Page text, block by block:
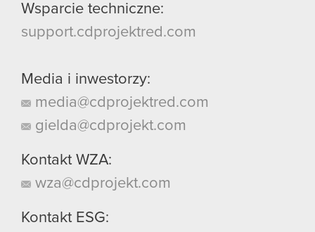
Wsparcie techniczne:
support.cdprojektred.com
Media i inwestorzy:
media@cdprojektred.com
gielda@cdprojekt.com
Kontakt WZA:
wza@cdprojekt.com
Kontakt ESG: